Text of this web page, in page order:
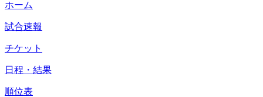
ホーム
試合速報
チケット
日程・結果
順位表